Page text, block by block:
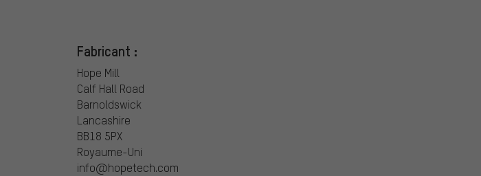
Fabricant :
Hope Mill
Calf Hall Road
Barnoldswick
Lancashire
BB18 5PX
Royaume-Uni
info@hopetech.com